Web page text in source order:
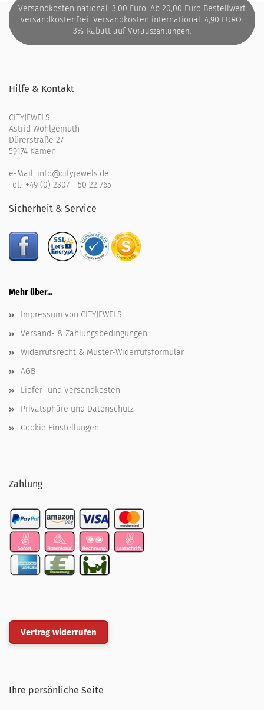
Versandkosten national: 3,00 Euro. Ab 20,00 Euro Bestellwert
versandkostenfrei. Versandkosten international: 4,90 EURO.
3% Rabatt auf Vorauszahlungen.
Hilfe & Kontakt
CITYJEWELS
Astrid Wohlgemuth
Dürerstraße 27
59174 Kamen
e-Mail: info@cityjewels.de
Tel.: +49 (0) 2307 - 50 22 765
Sicherheit & Service
Mehr über...
Impressum von CITYJEWELS
Versand- & Zahlungsbedingungen
Widerrufsrecht & Muster-Widerrufsformular
AGB
Liefer- und Versandkosten
Privatsphäre und Datenschutz
Cookie Einstellungen
Zahlung
Vertrag widerrufen
Ihre persönliche Seite